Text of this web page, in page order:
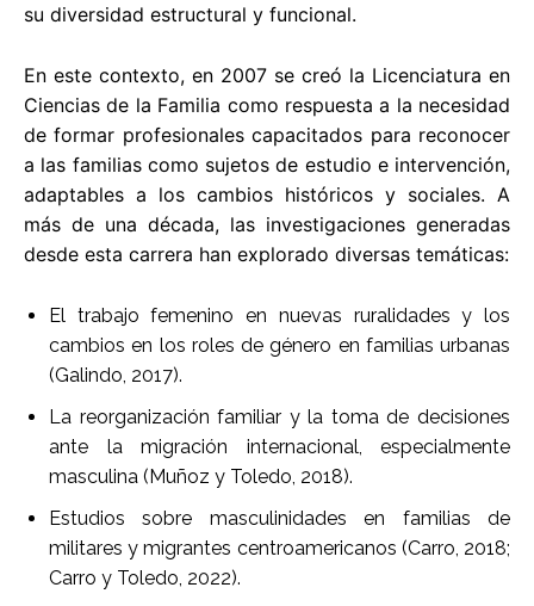
su diversidad estructural y funcional.
En este contexto, en 2007 se creó la Licenciatura en
Ciencias de la Familia como respuesta a la necesidad
de formar profesionales capacitados para reconocer
a las familias como sujetos de estudio e intervención,
adaptables a los cambios históricos y sociales. A
más de una década, las investigaciones generadas
desde esta carrera han explorado diversas temáticas:
El trabajo femenino en nuevas ruralidades y los
cambios en los roles de género en familias urbanas
(Galindo, 2017).
La reorganización familiar y la toma de decisiones
ante la migración internacional, especialmente
masculina (Muñoz y Toledo, 2018).
Estudios sobre masculinidades en familias de
militares y migrantes centroamericanos (Carro, 2018;
Carro y Toledo, 2022).